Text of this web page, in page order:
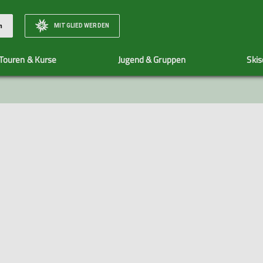
MITGLIED WERDEN
Unser Team Veranstaltungen
& Kurse
Organisatorisches zu Touren
Jugend & Gruppen
Team